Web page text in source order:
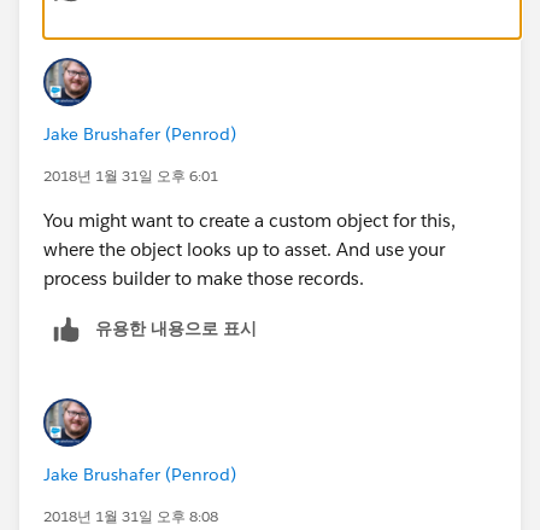
Jake Brushafer (Penrod)
2018년 1월 31일 오후 6:01
You might want to create a custom object for this,
where the object looks up to asset. And use your
process builder to make those records.
유용한 내용으로 표시
Jake Brushafer (Penrod)
2018년 1월 31일 오후 8:08